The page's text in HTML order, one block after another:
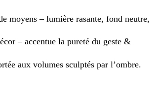
moyens – lumière rasante, fond neutre,
– accentue la pureté du geste &
aux volumes sculptés par l’ombre.